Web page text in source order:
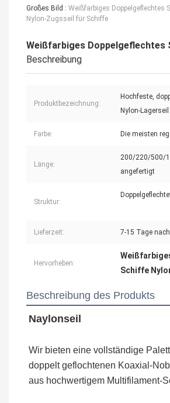
Großes Bild : Weißfarbiges Doppelgeflechtes
Nylon-Zugsseil für Schiffe
Weißfarbiges
Beschreibung
Produktbezeichnung:
Hochfeste,
Nylon-
Farbe: Die meisten
Länge:
200/220/500/
angefertigt
Struktur:
Lieferzeit: 7-15 Tage
Hervorheben:
Schiffe
Beschreibung des Produkts
Naylonseil
Wir bieten eine vollständige
doppelt geflochtenen Koaxial-
aus hochwertigem Multifilament-